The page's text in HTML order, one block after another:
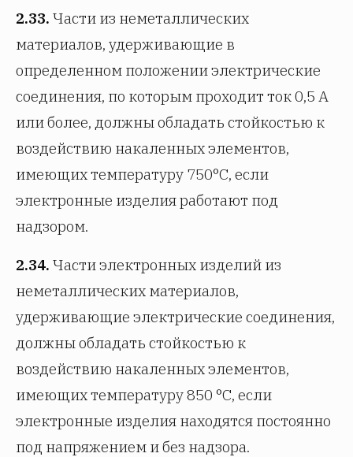
2.33. Части из неметаллических
материалов, удерживающие в
определенном положении электрические
соединения, по которым проходит ток 0,5 А
или более, должны обладать стойкостью к
воздействию накаленных элементов,
имеющих температуру 750°С, если
электронные изделия работают под
надзором.
2.34. Части электронных изделий из
неметаллических материалов,
удерживающие электрические соединения,
должны обладать стойкостью к
воздействию накаленных элементов,
имеющих температуру 850 °С, если
электронные изделия находятся постоянно
под напряжением и без надзора.